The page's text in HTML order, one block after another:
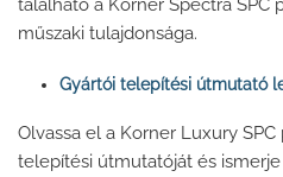
található a Korner Spectra SPC
műszaki tulajdonsága.
Gyártói telepítési útmutató
Olvassa el a Korner Luxury
telepítési útmutatóját és